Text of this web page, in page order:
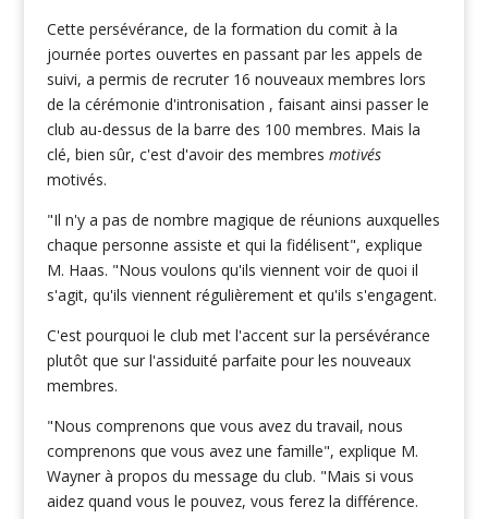
Cette persévérance, de la formation du comit à la
journée portes ouvertes en passant par les appels de
suivi, a permis de recruter 16 nouveaux membres lors
de la cérémonie d'intronisation , faisant ainsi passer le
club au-dessus de la barre des 100 membres. Mais la
clé, bien sûr, c'est d'avoir des membres motivés
motivés.
"Il n'y a pas de nombre magique de réunions auxquelles
chaque personne assiste et qui la fidélisent", explique
M. Haas. "Nous voulons qu'ils viennent voir de quoi il
s'agit, qu'ils viennent régulièrement et qu'ils s'engagent.
C'est pourquoi le club met l'accent sur la persévérance
plutôt que sur l'assiduité parfaite pour les nouveaux
membres.
"Nous comprenons que vous avez du travail, nous
comprenons que vous avez une famille", explique M.
Wayner à propos du message du club. "Mais si vous
aidez quand vous le pouvez, vous ferez la différence.